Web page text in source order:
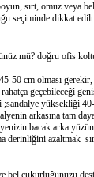
sırt, omuz veya
seçiminde dikkat
mü? doğru ofis
cm olması gerekir,
geçebileceği
yüksekliği
arkasına tam
bacak arka
azaltmak
bel çukurluğunuzu